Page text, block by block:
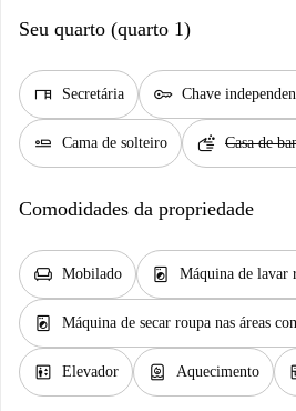
Seu quarto (quarto 1)
desk Secretária key Chave
airline_seat_flat Cama de solteiro soap Casa de
Comodidades da propriedade
chair Mobilado local_laundry_service Máquina de lavar
local_laundry_service Máquina de secar roupa nas áreas
elevator Elevador water_heater Aquecimento